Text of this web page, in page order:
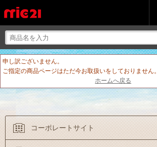
申し訳ございません。
ご指定の商品ページはただ今お取扱いをしておりません。
ホームへ戻る
コーポレートサイト